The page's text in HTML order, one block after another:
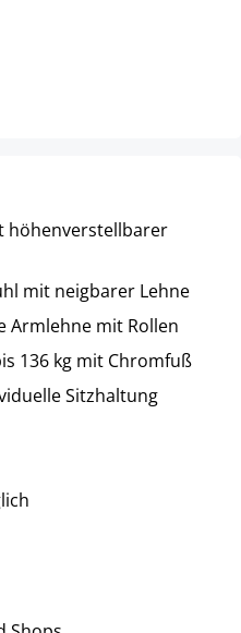
höhenverstellbarer
mit neigbarer Lehne
Armlehne mit Rollen
136 kg mit Chromfuß
Sitzhaltung